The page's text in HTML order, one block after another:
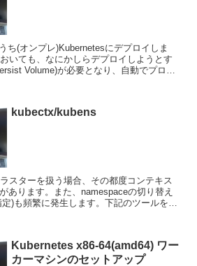
ち(オンプレ)Kubernetesにデプロイしま
いても、なにかしらデプロイしようとす
Volume)が必要となり、自動でプロビ
kubectx/kubens
スターを扱う場合、その都度コンテキス
あります。また、namespaceの切り替え
)も頻繁に発生します。下記のツールをイ
Kubernetes x86-64(amd64) ワー
カーマシンのセットアップ